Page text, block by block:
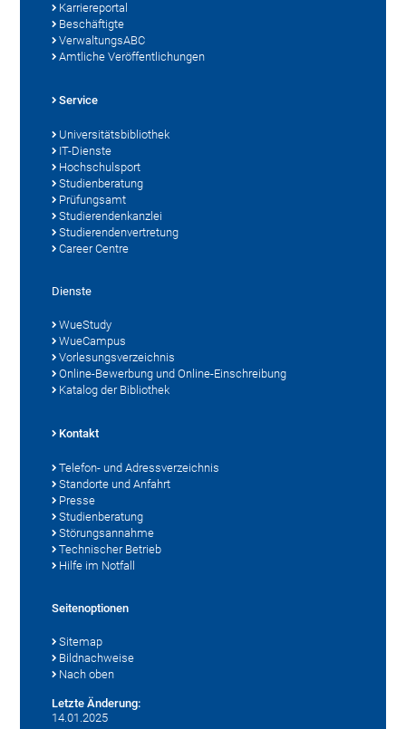
Karriereportal
Beschäftigte
VerwaltungsABC
Amtliche Veröffentlichungen
Service
Universitätsbibliothek
IT-Dienste
Hochschulsport
Studienberatung
Prüfungsamt
Studierendenkanzlei
Studierendenvertretung
Career Centre
Dienste
WueStudy
WueCampus
Vorlesungsverzeichnis
Online-Bewerbung und Online-Einschreibung
Katalog der Bibliothek
Kontakt
Telefon- und Adressverzeichnis
Standorte und Anfahrt
Presse
Studienberatung
Störungsannahme
Technischer Betrieb
Hilfe im Notfall
Seitenoptionen
Sitemap
Bildnachweise
Nach oben
Letzte Änderung:
14.01.2025